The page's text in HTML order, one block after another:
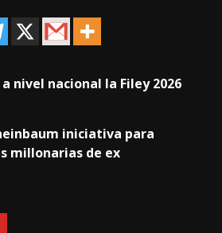
nivel nacional la Filey 2026
iniciativa para
millonarias de ex